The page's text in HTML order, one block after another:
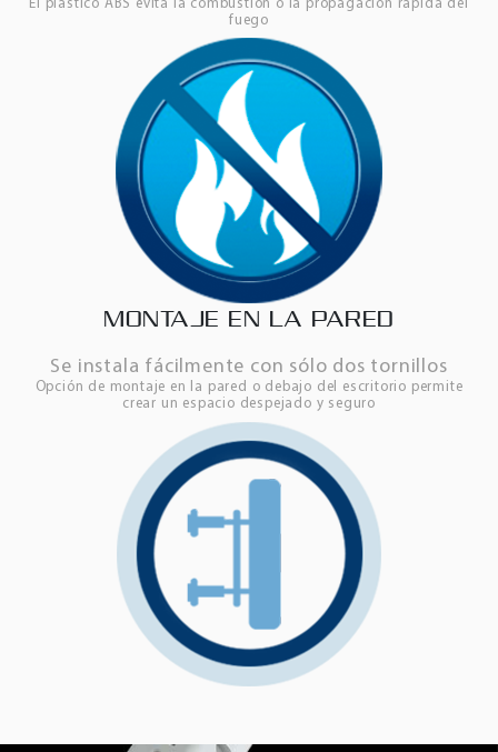
El plástico ABS evita la combustión o la propagación rápida del
fuego
MONTAJE EN LA PARED
Se instala fácilmente con sólo dos tornillos
Opción de montaje en la pared o debajo del escritorio permite
crear un espacio despejado y seguro